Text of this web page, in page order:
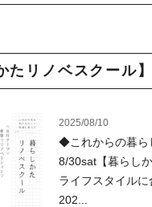
リノベスクール
2025/08/10
◆これからの暮ら
8/30sat【暮らし
ライフスタイル
202...